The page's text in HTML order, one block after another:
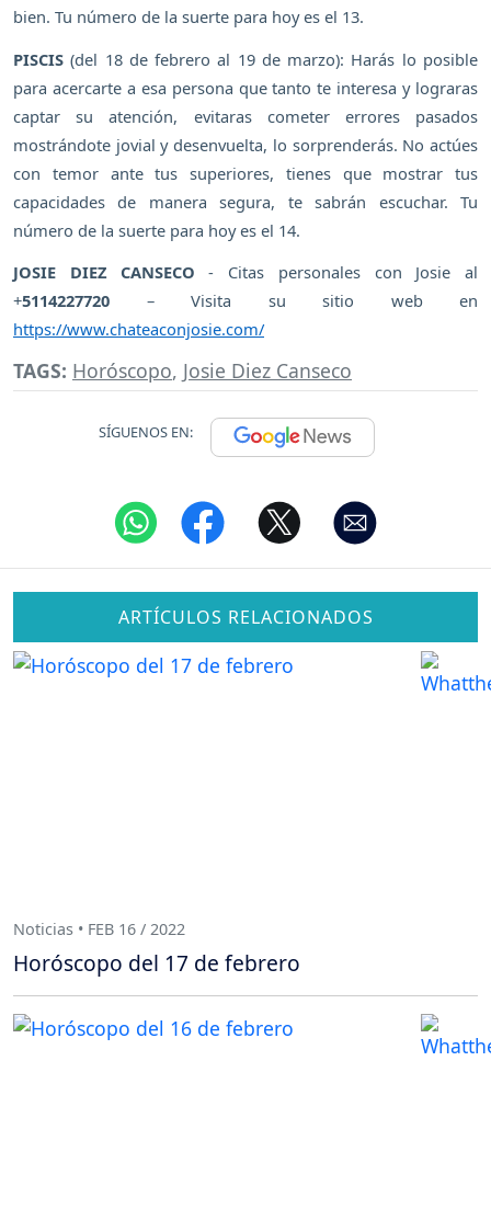
bien. Tu número de la suerte para hoy es el 13.
PISCIS (del 18 de febrero al 19 de marzo): Harás lo posible
para acercarte a esa persona que tanto te interesa y lograras
captar su atención, evitaras cometer errores pasados
mostrándote jovial y desenvuelta, lo sorprenderás. No actúes
con temor ante tus superiores, tienes que mostrar tus
capacidades de manera segura, te sabrán escuchar. Tu
número de la suerte para hoy es el 14.
JOSIE DIEZ CANSECO - Citas personales con Josie al
+5114227720 – Visita su sitio web en
https://www.chateaconjosie.com/
TAGS: Horóscopo, Josie Diez Canseco
SÍGUENOS EN:
ARTÍCULOS RELACIONADOS
Noticias • FEB 16 / 2022
Horóscopo del 17 de febrero